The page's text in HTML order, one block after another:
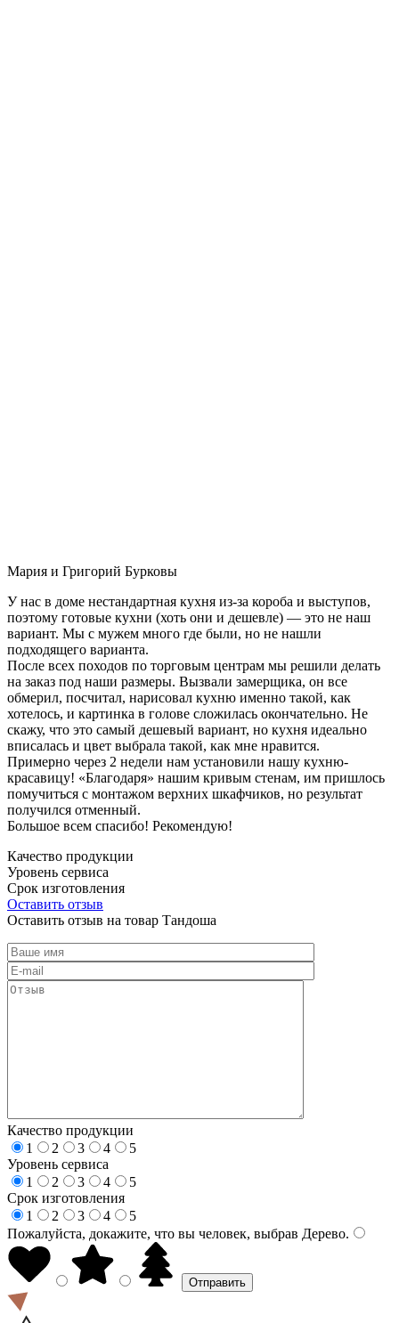
Мария и Григорий Бурковы
У нас в доме нестандартная кухня из-за короба и выступов,
поэтому готовые кухни (хоть они и дешевле) — это не наш
вариант. Мы с мужем много где были, но не нашли
подходящего варианта.
После всех походов по торговым центрам мы решили делать
на заказ под наши размеры. Вызвали замерщика, он все
обмерил, посчитал, нарисовал кухню именно такой, как
хотелось, и картинка в голове сложилась окончательно. Не
скажу, что это самый дешевый вариант, но кухня идеально
вписалась и цвет выбрала такой, как мне нравится.
Примерно через 2 недели нам установили нашу кухню-
красавицу! «Благодаря» нашим кривым стенам, им пришлось
помучиться с монтажом верхних шкафчиков, но результат
получился отменный.
Большое всем спасибо! Рекомендую!
Качество продукции
Уровень сервиса
Срок изготовления
Оставить отзыв
Оставить отзыв на товар Тандоша
Качество продукции
1
2 3 4
5
Уровень сервиса
1
2 3 4
5
Срок изготовления
1
2 3 4
5
Пожалуйста, докажите, что вы человек, выбрав Дерево.